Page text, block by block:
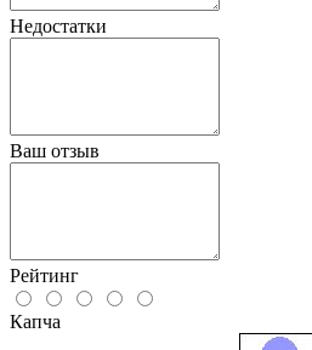
Недостатки
Ваш отзыв
Рейтинг
Капча